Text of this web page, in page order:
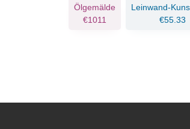
Ölgemälde
€1011
Leinwand-
€55.33